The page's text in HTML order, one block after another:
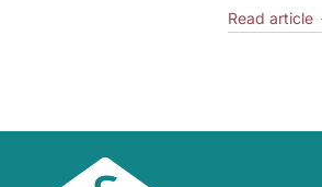
Read article